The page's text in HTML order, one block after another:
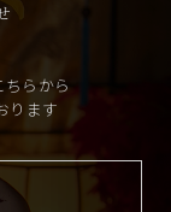
らから
ります